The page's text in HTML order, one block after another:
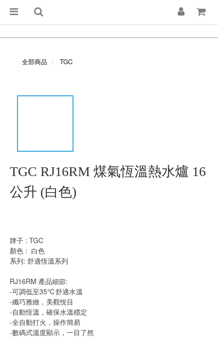
全部商品 TGC
TGC RJ16RM 煤氣恆溫熱水爐 16
公升 (白色)
牌子 : TGC
顏色 :  白色
系列: 舒適恆溫系列
RJ16RM 產品細節:
-可調低至35℃舒適水溫
-纖巧雅緻，美觀悅目
-自動恆溫，確保水溫穩定
-全自動打火，操作簡易
-數碼式溫度顯示，一目了然